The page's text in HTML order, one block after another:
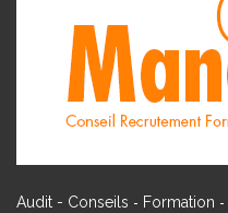
Audit - Conseils - Formation -